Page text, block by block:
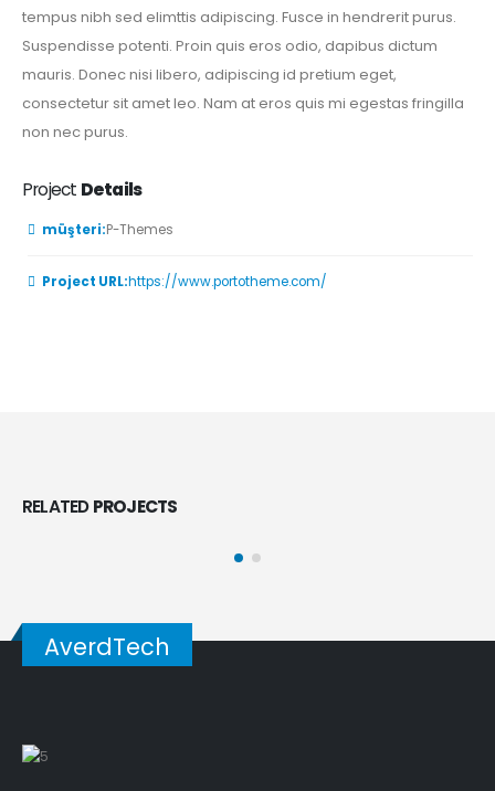
tempus nibh sed elimttis adipiscing. Fusce in hendrerit purus.
Suspendisse potenti. Proin quis eros odio, dapibus dictum
mauris. Donec nisi libero, adipiscing id pretium eget,
consectetur sit amet leo. Nam at eros quis mi egestas fringilla
non nec purus.
Project Details
müşteri:P-Themes
Project URL:https://www.portotheme.com/
RELATEDPROJECTS
Full Width Video
AverdTech